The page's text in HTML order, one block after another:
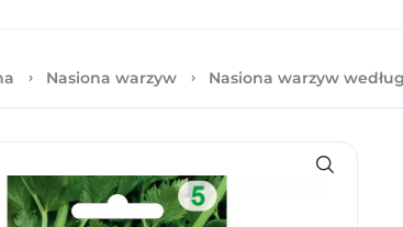
Nasiona warzyw Nasiona warzyw